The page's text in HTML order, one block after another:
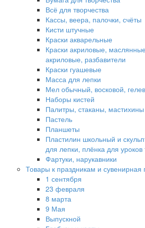
Всё для творчества
Кассы, веера, палочки, счёты
Кисти штучные
Краски акварельные
Краски акриловые,
акриловые, разбавители
Краски гуашевые
Масса для лепки
Мел обычный, восковой,
Наборы кистей
Палитры, стаканы, мастихины
Пастель
Планшеты
Пластилин школьный и
для лепки, плёнка для уроков
Фартуки, нарукавники
Товары к праздникам и сувенирная
1 сентября
23 февраля
8 марта
9 Мая
Выпускной